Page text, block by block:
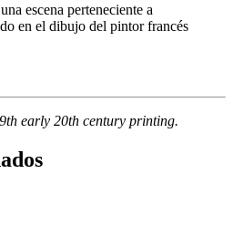
escena perteneciente a
en el dibujo del pintor francés
early 20th century printing.